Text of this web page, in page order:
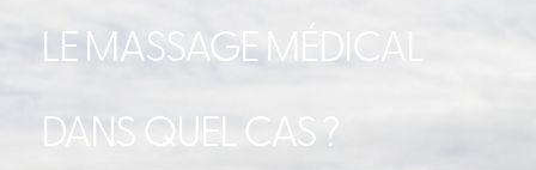
LE MASSAGE MÉDICAL
DANS QUEL CAS ?